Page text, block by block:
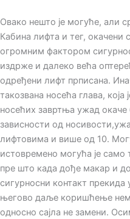
Овако нешто је могуће, али
Кабина лифта и тег, окачени
огромним фактором
издрже и далеко већа
одређени лифт прписана.
такозвана носећа глава, која
носећих завртња ужад
зависности од
лифтовима и више од 10.
истовремено могућа је само
пре што када дође макар и
сигурносни контакт
његово даље коришћење
односно сајла не замени.